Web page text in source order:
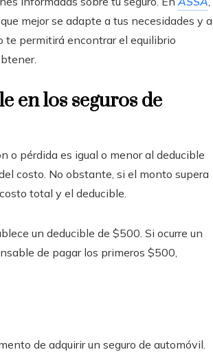
mejor se adapte a tus necesidades y a
te permitirá encontrar el equilibrio
en los seguros de
o pérdida es igual o menor al deducible
costo. No obstante, si el monto supera
total y el deducible.
un deducible de $500. Si ocurre un
de pagar los primeros $500,
de adquirir un seguro de automóvil.